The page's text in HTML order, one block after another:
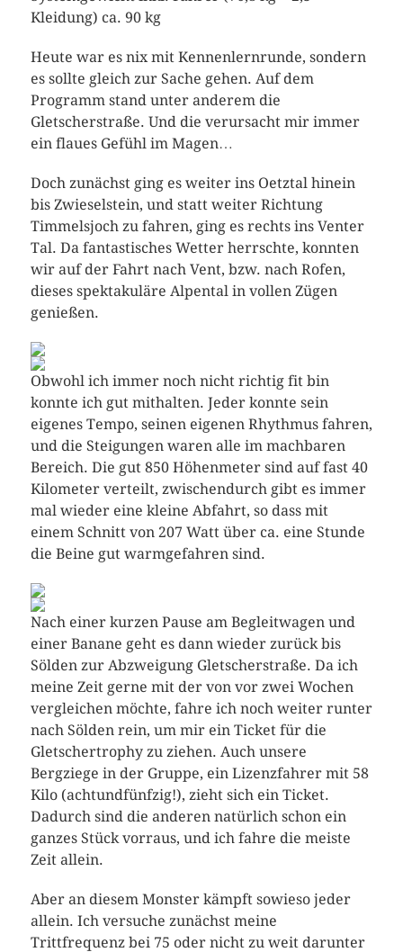
Kleidung) ca. 90 kg
Heute war es nix mit Kennenlernrunde, sondern
es sollte gleich zur Sache gehen. Auf dem
Programm stand unter anderem die
Gletscherstraße. Und die verursacht mir immer
ein flaues Gefühl im Magen…
Doch zunächst ging es weiter ins Oetztal hinein
bis Zwieselstein, und statt weiter Richtung
Timmelsjoch zu fahren, ging es rechts ins Venter
Tal. Da fantastisches Wetter herrschte, konnten
wir auf der Fahrt nach Vent, bzw. nach Rofen,
dieses spektakuläre Alpental in vollen Zügen
genießen.
Obwohl ich immer noch nicht richtig fit bin
konnte ich gut mithalten. Jeder konnte sein
eigenes Tempo, seinen eigenen Rhythmus fahren,
und die Steigungen waren alle im machbaren
Bereich. Die gut 850 Höhenmeter sind auf fast 40
Kilometer verteilt, zwischendurch gibt es immer
mal wieder eine kleine Abfahrt, so dass mit
einem Schnitt von 207 Watt über ca. eine Stunde
die Beine gut warmgefahren sind.
Nach einer kurzen Pause am Begleitwagen und
einer Banane geht es dann wieder zurück bis
Sölden zur Abzweigung Gletscherstraße. Da ich
meine Zeit gerne mit der von vor zwei Wochen
vergleichen möchte, fahre ich noch weiter runter
nach Sölden rein, um mir ein Ticket für die
Gletschertrophy zu ziehen. Auch unsere
Bergziege in der Gruppe, ein Lizenzfahrer mit 58
Kilo (achtundfünfzig!), zieht sich ein Ticket.
Dadurch sind die anderen natürlich schon ein
ganzes Stück vorraus, und ich fahre die meiste
Zeit allein.
Aber an diesem Monster kämpft sowieso jeder
allein. Ich versuche zunächst meine
Trittfrequenz bei 75 oder nicht zu weit darunter